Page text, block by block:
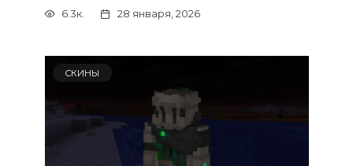
6.3к. 28 января, 2026
СКИНЫ